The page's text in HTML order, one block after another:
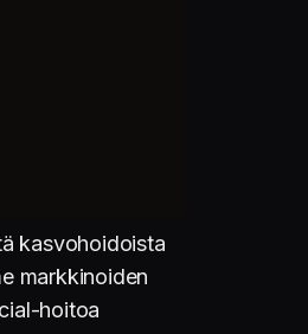
kasvohoidoista
markkinoiden
hoitoa